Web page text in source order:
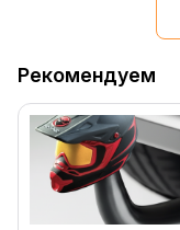
Рекомендуем